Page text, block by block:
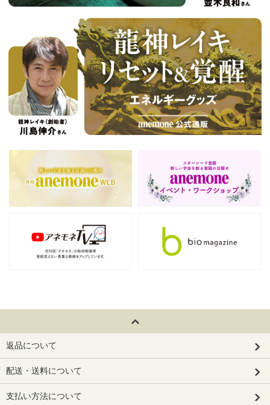
返品について
配送・送料について
支払い方法について